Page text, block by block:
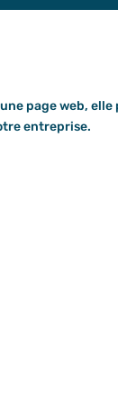
page web,
entreprise.